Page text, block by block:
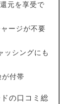
元を享受で
ージが不要
ッシングにも
付帯
の口コミ総